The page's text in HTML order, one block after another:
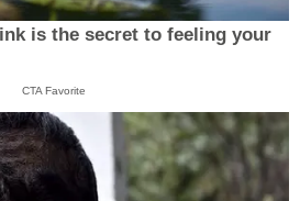
is the secret to feeling your
CTA Favorite